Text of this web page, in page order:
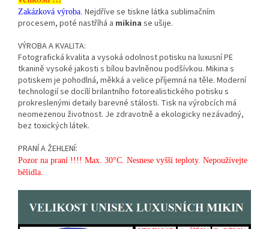
Zakázková výroba. Nejdříve se tiskne látka sublimačním
procesem, poté nastříhá a mikina se ušije.
VÝROBA A KVALITA:
Fotografická kvalita a vysoká odolnost potisku na luxusní PE
tkanině vysoké jakosti s bílou bavlněnou podšívkou. Mikina s
potiskem je pohodlná, měkká a velice příjemná na těle. Moderní
technologií se docílí brilantního fotorealistického potisku s
prokreslenými detaily barevné stálosti. Tisk na výrobcích má
neomezenou životnost. Je zdravotně a ekologicky nezávadný,
bez toxických látek.
PRANÍ A ŽEHLENÍ:
Pozor na praní !!!! Max. 30°C. Nesnese vyšší teploty. Nepoužívejte
bělidla.